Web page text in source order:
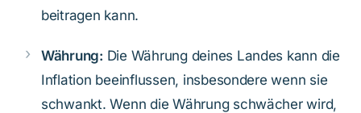
beitragen kann.
Währung: Die Währung deines Landes kann die
Inflation beeinflussen, insbesondere wenn sie
schwankt. Wenn die Währung schwächer wird,